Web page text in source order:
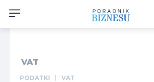
VAT
PODATKI VAT